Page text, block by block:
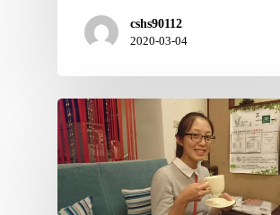
cshs90112
2020-03-04